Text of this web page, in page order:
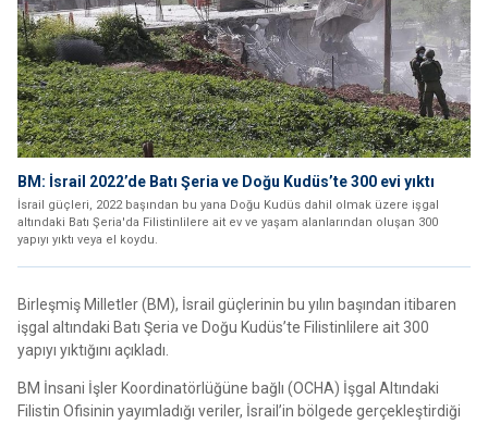
BM: İsrail 2022’de Batı Şeria ve Doğu Kudüs’te 300 evi yıktı
İsrail güçleri, 2022 başından bu yana Doğu Kudüs dahil olmak üzere işgal
altındaki Batı Şeria'da Filistinlilere ait ev ve yaşam alanlarından oluşan 300
yapıyı yıktı veya el koydu.
Birleşmiş Milletler (BM), İsrail güçlerinin bu yılın başından itibaren
işgal altındaki Batı Şeria ve Doğu Kudüs’te Filistinlilere ait 300
yapıyı yıktığını açıkladı.
BM İnsani İşler Koordinatörlüğüne bağlı (OCHA) İşgal Altındaki
Filistin Ofisinin yayımladığı veriler, İsrail’in bölgede gerçekleştirdiği